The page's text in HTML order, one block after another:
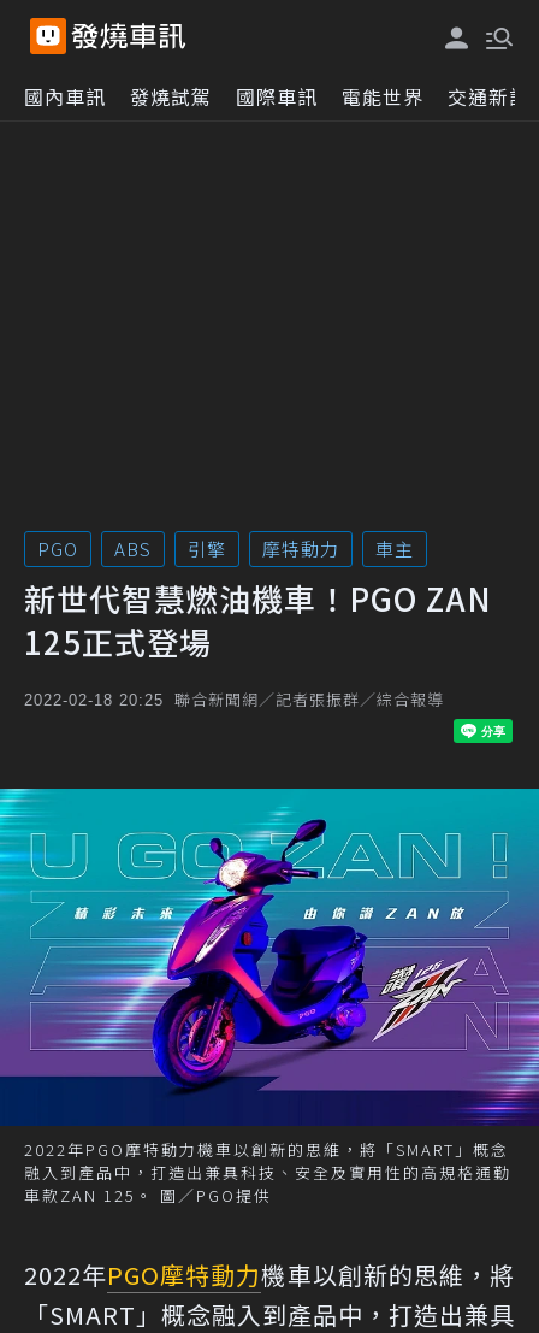
國內車訊 發燒試駕 國際車訊 電能世界 交通新訊
PGO ABS 引擎 摩特動力 車主
新世代智慧燃油機車！PGO ZAN
125正式登場
2022-02-18 20:25 聯合新聞網／記者張振群／綜合報導
2022年PGO摩特動力機車以創新的思維，將「SMART」概念
融入到產品中，打造出兼具科技、安全及實用性的高規格通勤
車款ZAN 125。 圖／PGO提供
2022年PGO摩特動力機車以創新的思維，將
「SMART」概念融入到產品中，打造出兼具